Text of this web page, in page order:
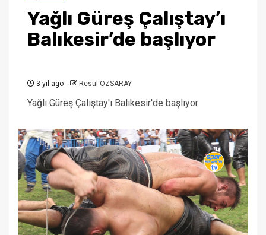
Yağlı Güreş Çalıştay’ı
Balıkesir’de başlıyor
3 yıl ago Resul ÖZSARAY
Yağlı Güreş Çalıştay'ı Balıkesir'de başlıyor